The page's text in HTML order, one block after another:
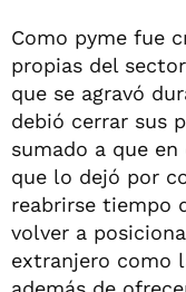
Como pyme fue
propias del
que se agravó
debió cerrar sus
sumado a que
que lo dejó por
reabrirse tiempo
volver a
extranjero como